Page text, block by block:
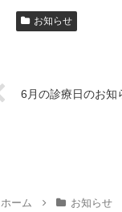
お知らせ
6月の診療日のお知
ホーム お知らせ